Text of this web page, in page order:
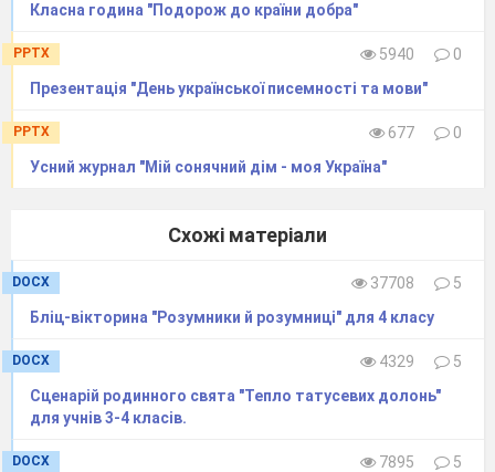
Початкова школа — мрій країна.
І саме звідси йде у світ дитина
В своє прекрасне світле майбуття.
І перші почуття, і пізнання себе.
дружби сила,
Краса землі і небо голубе.
І маєш праведним шляхом
Що ти — природи крихітна частина,
І світ навколо мусиш берегти.
Класна година "Подорож до країни добра"
PPTX 5940
0
Презентація "День української писемності та мови"
PPTX 677
0
Усний журнал "Мій сонячний дім - моя Україна"
Схожі матеріали
DOCX 37708
5
Бліц-вікторина "Розумники й розумниці" для 4 класу
DOCX 4329
5
Сценарій родинного свята "Тепло татусевих долонь"
для учнів 3-4 класів.
DOCX 7895
5